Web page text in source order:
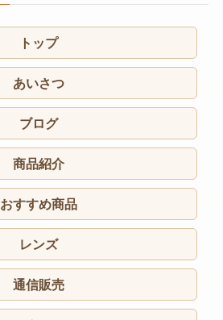
トップ
あいさつ
ブログ
商品紹介
おすすめ商品
レンズ
通信販売